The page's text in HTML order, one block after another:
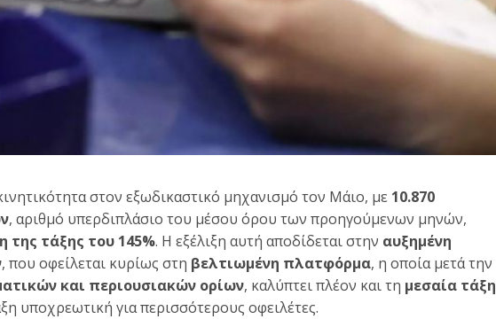
στον εξωδικαστικό μηχανισμό τον Μάιο, με 10.870
, αριθμό υπερδιπλάσιο του μέσου όρου των προηγούμενων μηνών,
της τάξης του 145%. Η εξέλιξη αυτή αποδίδεται στην αυξημένη
, που οφείλεται κυρίως στη βελτιωμένη πλατφόρμα, η οποία μετά την
και περιουσιακών ορίων, καλύπτει πλέον και τη μεσαία τάξη
υποχρεωτική για περισσότερους οφειλέτες.